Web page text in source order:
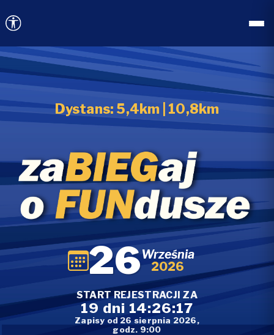
Dystans: 5,4km | 10,8km
Zabiegaj o
26Września
2026
START REJESTRACJI ZA
19 dni 14:26:17
Zapisy od 26 sierpnia 2026,
godz. 9:00